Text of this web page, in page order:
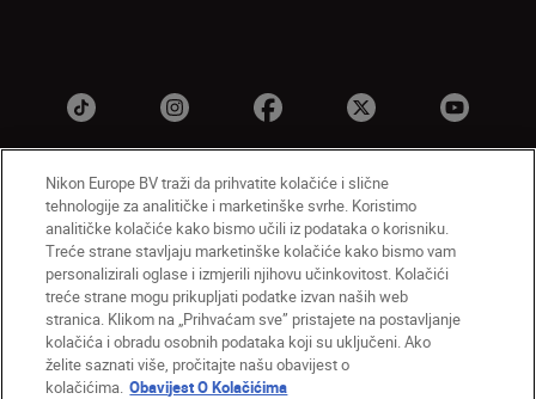
HR Nikon Sites
Obratite nam se
Obavijest o zaštiti privatnosti
Uvjeti upotrebe
Obavijest o kolačićima
Postavke kolačića
© 2026 Nikon
Nikon Europe BV traži da prihvatite kolačiće i slične
tehnologije za analitičke i marketinške svrhe. Koristimo
analitičke kolačiće kako bismo učili iz podataka o korisniku.
Treće strane stavljaju marketinške kolačiće kako bismo vam
personalizirali oglase i izmjerili njihovu učinkovitost. Kolačići
treće strane mogu prikupljati podatke izvan naših web
stranica. Klikom na „Prihvaćam sve” pristajete na postavljanje
kolačića i obradu osobnih podataka koji su uključeni. Ako
želite saznati više, pročitajte našu obavijest o
kolačićima. Obavijest O Kolačićima